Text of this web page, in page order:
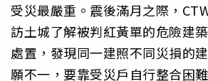
受災最嚴重。震後滿月之際，
訪土城了解被判紅黃單的危險建
處置，發現同一建照不同災損的
願不一，要靠受災戶自行整合困